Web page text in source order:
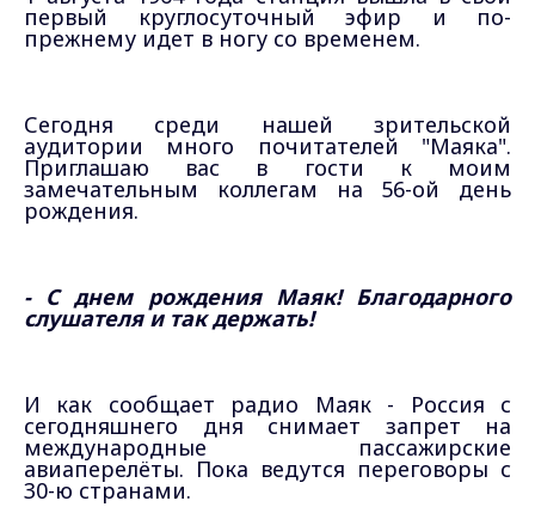
первый круглосуточный эфир и по-
прежнему идет в ногу со временем.
Сегодня среди нашей зрительской
аудитории много почитателей "Маяка".
Приглашаю вас в гости к моим
замечательным коллегам на 56-ой день
рождения.
- С днем рождения Маяк! Благодарного
слушателя и так держать!
И как сообщает радио Маяк - Россия с
сегодняшнего дня снимает запрет на
международные пассажирские
авиаперелёты. Пока ведутся переговоры с
30-ю странами.